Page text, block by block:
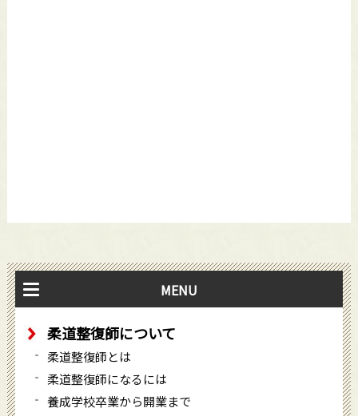
MENU
柔道整復師について
柔道整復師とは
柔道整復師になるには
養成学校卒業から開業まで